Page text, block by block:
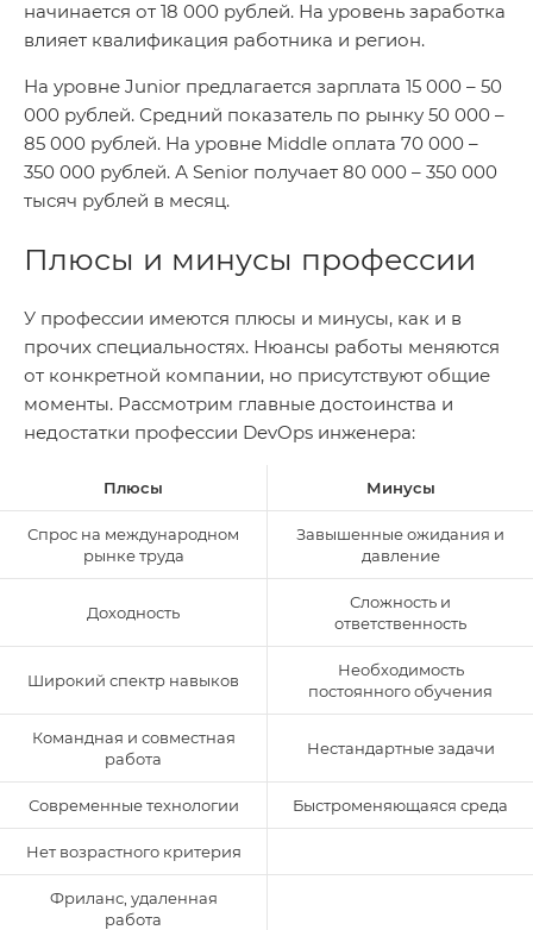
начинается от 18 000 рублей. На уровень заработка
влияет квалификация работника и регион.
На уровне Junior предлагается зарплата 15 000 – 50
000 рублей. Средний показатель по рынку 50 000 –
85 000 рублей. На уровне Middle оплата 70 000 –
350 000 рублей. А Senior получает 80 000 – 350 000
тысяч рублей в месяц.
Плюсы и минусы профессии
У профессии имеются плюсы и минусы, как и в
прочих специальностях. Нюансы работы меняются
от конкретной компании, но присутствуют общие
моменты. Рассмотрим главные достоинства и
недостатки профессии DevOps инженера:
Плюсы Минусы
Спрос на международном
рынке труда
Завышенные ожидания и
давление
Доходность
Сложность и
ответственность
Широкий спектр навыков
Необходимость
постоянного обучения
Командная и совместная
работа
Нестандартные задачи
Современные технологии Быстроменяющаяся среда
Нет возрастного критерия
Фриланс, удаленная
работа